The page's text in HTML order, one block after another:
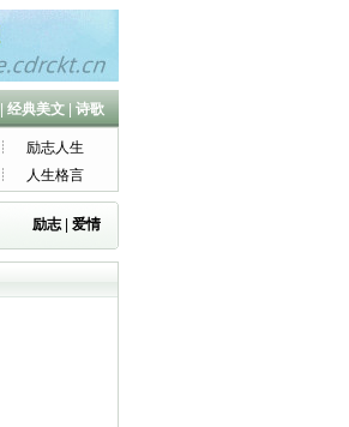
经典美文 诗歌
励志人生
人生格言
励志| 爱情